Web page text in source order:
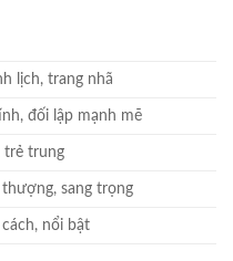
lịch, trang nhã
đối lập mạnh mẽ
trẻ trung
sang trọng
nổi bật